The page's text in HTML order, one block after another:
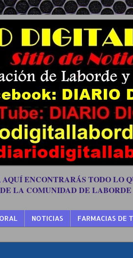
ENCONTRARÁS TODO LO
LA COMUNIDAD DE
NOTICIAS FARMACIAS DE